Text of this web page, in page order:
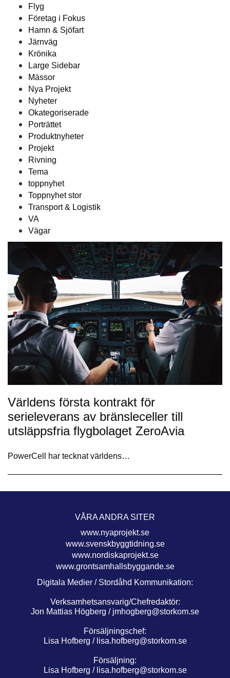
Flyg
Företag i Fokus
Hamn & Sjöfart
Järnväg
Krönika
Large Sidebar
Mässor
Nya Projekt
Nyheter
Okategoriserade
Porträttet
Produktnyheter
Projekt
Rivning
Tema
toppnyhet
Toppnyhet stor
Transport & Logistik
VA
Vägar
Världens första kontrakt för
serieleverans av bränsleceller till
utsläppsfria flygbolaget ZeroAvia
PowerCell har tecknat världens…
VÅRA ANDRA SITER
www.nyaprojekt.se
www.svenskbyggtidning.se
www.nordiskaprojekt.se
www.grontsamhallsbyggande.se
Digitala Medier / Stordåhd Kommunikation:
Verksamhetsansvarig/Chefredaktör:
Jon Mattias Högberg / jmhogberg@storkom.se
Försäljningschef:
Lisa Hofberg / lisa.hofberg@storkom.se
Försäljning:
Lisa Hofberg / lisa.hofberg@storkom.se